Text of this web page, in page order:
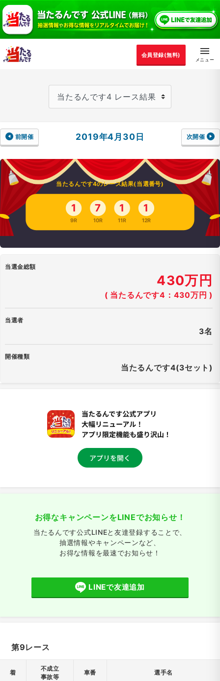
会員登録(無料)
前開催 2019年4月30日 次開催
当たるんです4のレース結果(当選番号)
1
9R
7
10R
1
11R
1
12R
当選金総額
430万円
( 当たるんです4：430万円 )
当選者
3名
開催種類
当たるんです4(3セット)
お得なキャンペーンをLINEでお知らせ！
当たるんです公式LINEと友達登録することで、
抽選情報やキャンペーンなど、
お得な情報を最速でお知らせ！
LINEで友達追加
第9レース
着
不成立
事故等
車番 選手名